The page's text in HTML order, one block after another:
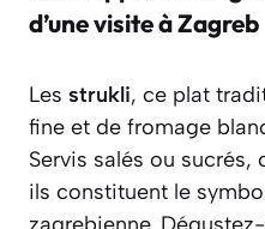
d’une visite à Zagreb
Les strukli, ce plat
fine et de fromage
Servis salés ou
ils constituent le